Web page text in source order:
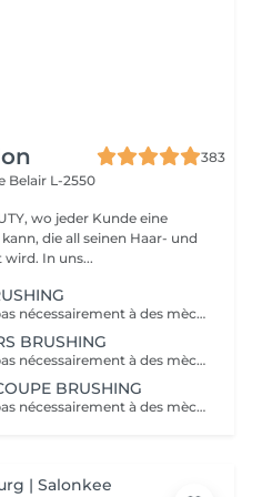
383
Belair L-2550
wo jeder Kunde eine
die all seinen Haar- und
In uns...
Cette prestation ne se limite pas nécessairement à des mèches ou à un balayage, mais comprends une coloration simples sur les racines. Pour toutes les colorations réalisées par le salon, si vous souhaitez bénéficier d'un soin intensif, veuillez le sélectionner dans la section "Soins", car cela sera considéré comme un supplément. Important: cheveux sans tresse ni noeuds à l'arrivée; tout noeuds ou tressage entraîne l'annulation et 50% de la prestation est retenu ou si le coiffeur a assez de temps pour vous les défaire un supplément s'appliquera . Ce que comprend la prestation - Consultation et diagnostic personnalisés des cheveux et de la couleur - Shampooing nourrissant - Masque nourrissant et hydratant - Soin sans rinçage - Brushing - Fixateur ou Serum Toute arrivée retardée de 15-30 minutes ou plus entraînera l'annulation automatique du rendez-vous.
BRUSHING
Cette prestation ne se limite pas nécessairement à des mèches ou à un balayage, mais comprends une coloration simples sur les racines. Pour toutes les colorations réalisées par le salon, si vous souhaitez bénéficier d'un soin intensif, veuillez le sélectionner dans la section "Soins", car cela sera considéré comme un supplément. Important: cheveux sans tresse ni noeuds à l'arrivée; tout noeuds ou tressage entraîne l'annulation et 50% de la prestation est retenu ou si le coiffeur a assez de temps pour vous les défaire un supplément s'appliquera . Ce que comprend la prestation - Consultation et diagnostic personnalisés des cheveux et de la couleur - Shampooing nourrissant - Masque nourrissant et hydratant - Soin sans rinçage - Brushing - Fixateur ou Serum Toute arrivée retardée de 15-30 minutes ou plus entraînera l'annulation automatique du rendez-vous.
BRUSHING
Cette prestation ne se limite pas nécessairement à des mèches ou à un balayage, mais comprends une coloration simples sur les racines. Pour toutes les colorations réalisées par le salon, si vous souhaitez bénéficier d'un soin intensif, veuillez le sélectionner dans la section "Soins", car cela sera considéré comme un supplément. Important: cheveux sans tresse ni noeuds à l'arrivée; tout noeuds ou tressage entraîne l'annulation et 50% de la prestation est retenu ou si le coiffeur a assez de temps pour vous les défaire un supplément s'appliquera . Ce que comprend la prestation - Consultation et diagnostic personnalisés des cheveux de la couleur et la coupe - Shampooing nourrissant - Masque nourrissant et hydratant - Soin sans rinçage - Coupe et Brushing - Fixateur ou Serum Toute arrivée retardée de 15-30 minutes ou plus entraînera l'annulation automatique du rendez-vous.